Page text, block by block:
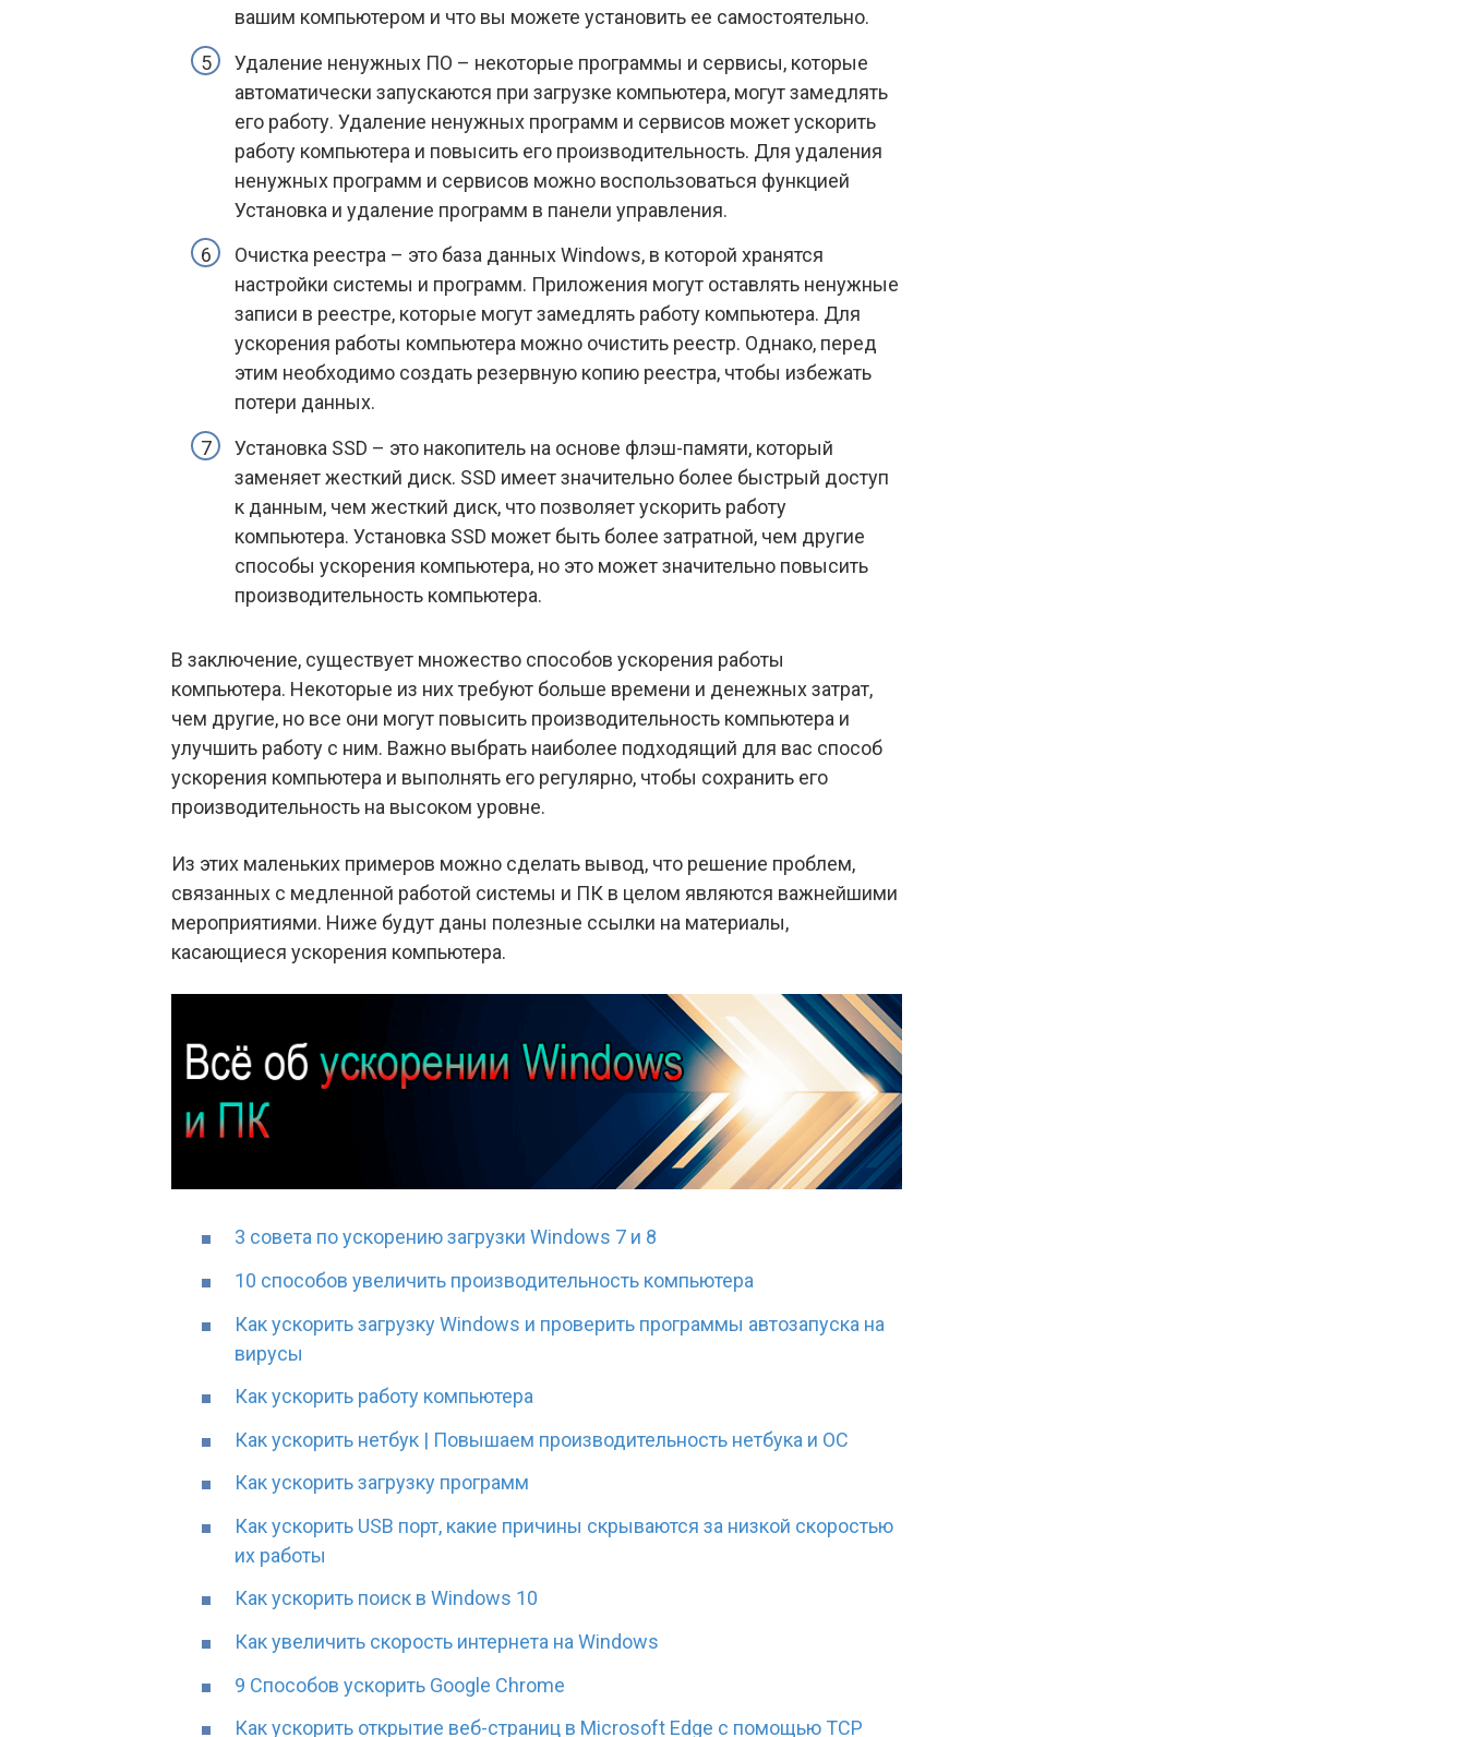
вашим компьютером и что вы можете установить ее самостоятельно.
Удаление ненужных ПО – некоторые программы и сервисы, которые
автоматически запускаются при загрузке компьютера, могут замедлять
его работу. Удаление ненужных программ и сервисов может ускорить
работу компьютера и повысить его производительность. Для удаления
ненужных программ и сервисов можно воспользоваться функцией
Установка и удаление программ в панели управления.
Очистка реестра – это база данных Windows, в которой хранятся
настройки системы и программ. Приложения могут оставлять ненужные
записи в реестре, которые могут замедлять работу компьютера. Для
ускорения работы компьютера можно очистить реестр. Однако, перед
этим необходимо создать резервную копию реестра, чтобы избежать
потери данных.
Установка SSD – это накопитель на основе флэш-памяти, который
заменяет жесткий диск. SSD имеет значительно более быстрый доступ
к данным, чем жесткий диск, что позволяет ускорить работу
компьютера. Установка SSD может быть более затратной, чем другие
способы ускорения компьютера, но это может значительно повысить
производительность компьютера.
В заключение, существует множество способов ускорения работы
компьютера. Некоторые из них требуют больше времени и денежных затрат,
чем другие, но все они могут повысить производительность компьютера и
улучшить работу с ним. Важно выбрать наиболее подходящий для вас способ
ускорения компьютера и выполнять его регулярно, чтобы сохранить его
производительность на высоком уровне.
Из этих маленьких примеров можно сделать вывод, что решение проблем,
связанных с медленной работой системы и ПК в целом являются важнейшими
мероприятиями. Ниже будут даны полезные ссылки на материалы,
касающиеся ускорения компьютера.
3 совета по ускорению загрузки Windows 7 и 8
10 способов увеличить производительность компьютера
Как ускорить загрузку Windows и проверить программы автозапуска на
вирусы
Как ускорить работу компьютера
Как ускорить нетбук | Повышаем производительность нетбука и ОС
Как ускорить загрузку программ
Как ускорить USB порт, какие причины скрываются за низкой скоростью
их работы
Как ускорить поиск в Windows 10
Как увеличить скорость интернета на Windows
9 Способов ускорить Google Chrome
Как ускорить открытие веб-страниц в Microsoft Edge с помощью TCP